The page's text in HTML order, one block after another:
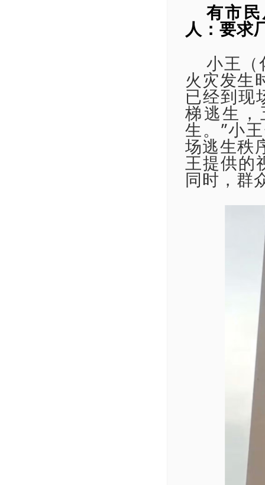
有市
人：要求
小王（
火灾发生
已经到现
梯逃生
生。”小
场逃生秩
王提供的
同时，群